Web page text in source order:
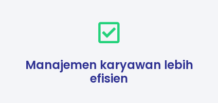
Manajemen karyawan lebih
efisien